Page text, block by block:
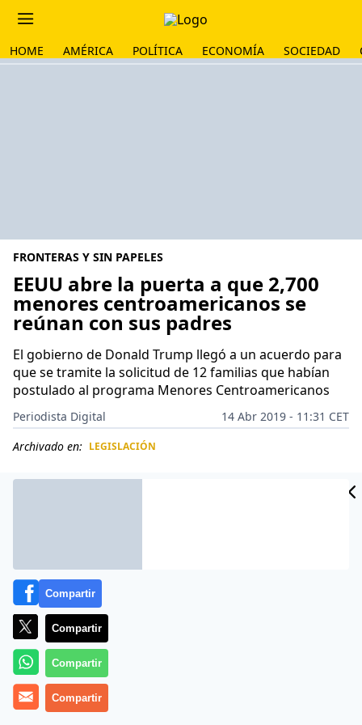
HOME AMÉRICA POLÍTICA ECONOMÍA SOCIEDAD
FRONTERAS Y SIN PAPELES
EEUU abre la puerta a que 2,700
menores centroamericanos se
reúnan con sus padres
El gobierno de Donald Trump llegó a un acuerdo para
que se tramite la solicitud de 12 familias que habían
postulado al programa Menores Centroamericanos
Periodista Digital
14 Abr 2019 - 11:31 CET
Archivado en: LEGISLACIÓN
Una gota de agua en un abrasador desierto, pero algo
Compartir
Compartir
Compartir
Compartir